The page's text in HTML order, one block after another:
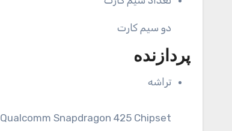
دو سیم کارت
پردازنده
تراشه
Qualcomm Snapdragon 425 Chipset